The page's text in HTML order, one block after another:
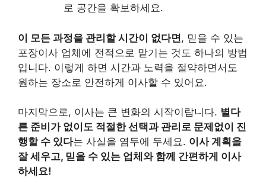
로 공간을 확보하세요.
이 모든 과정을 관리할 시간이 없다면, 믿을 수 있는
포장이사 업체에 전적으로 맡기는 것도 하나의 방법
입니다. 이렇게 하면 시간과 노력을 절약하면서도
원하는 장소로 안전하게 이사할 수 있어요.
마지막으로, 이사는 큰 변화의 시작이랍니다. 별다
른 준비가 없이도 적절한 선택과 관리로 문제없이 진
행할 수 있다는 사실을 염두에 두세요. 이사 계획을
잘 세우고, 믿을 수 있는 업체와 함께 간편하게 이사
하세요!